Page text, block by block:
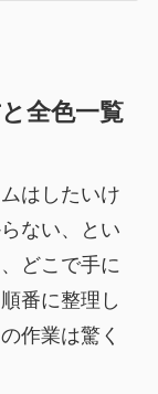
全色一覧
はしたいけ
ない、とい
どこで手に
番に整理し
作業は驚く